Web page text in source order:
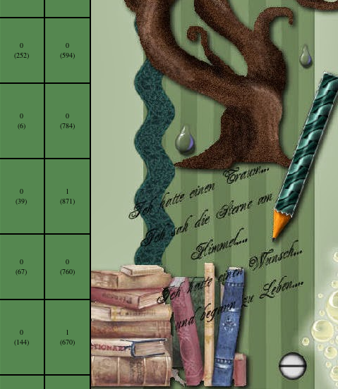
0
(252)
0
(594)
0
(6)
0
(784)
0
(39)
1
(871)
0
(67)
0
(760)
0
(144)
1
(670)